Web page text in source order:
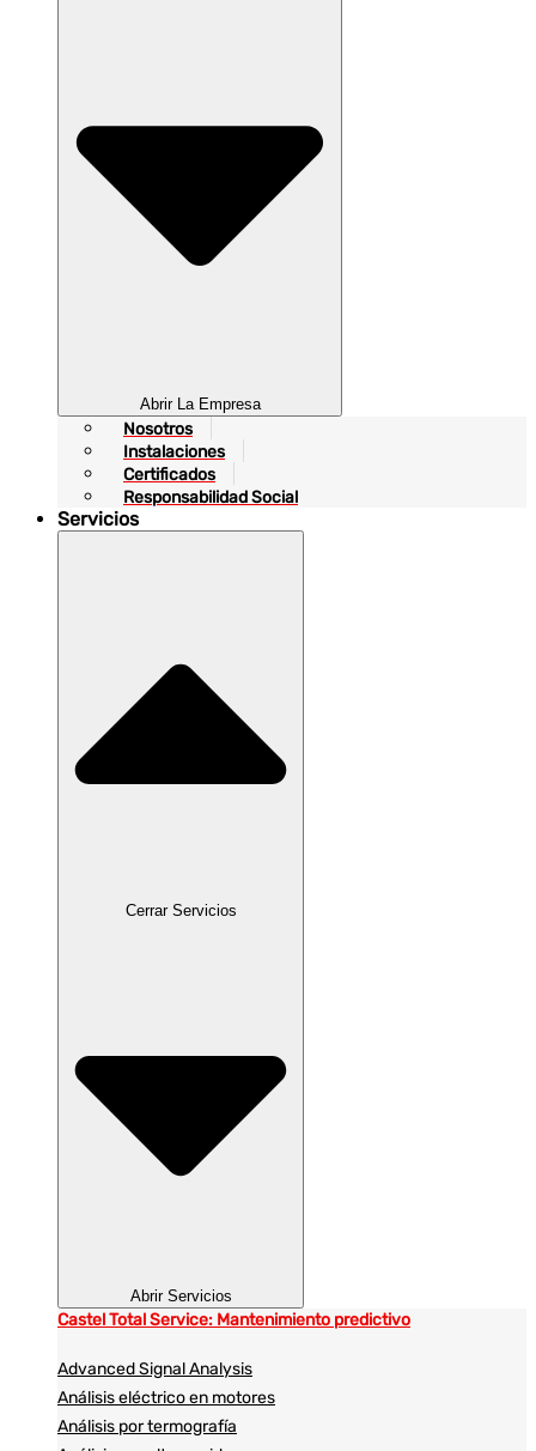
Abrir La Empresa
Nosotros
Instalaciones
Certificados
Responsabilidad Social
Servicios
Cerrar Servicios
Abrir Servicios
Castel Total Service: Mantenimiento predictivo
Advanced Signal Analysis
Análisis eléctrico en motores
Análisis por termografía